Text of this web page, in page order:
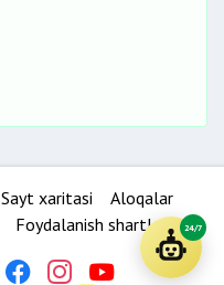
Sayt xaritasi
Aloqalar
Foydalanish shartlari 24/7